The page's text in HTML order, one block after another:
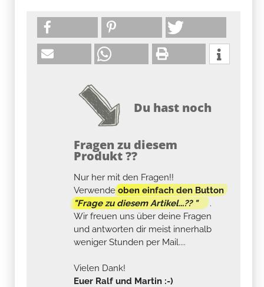
Du hast noch
Fragen zu diesem
Produkt ??
Nur her mit den Fragen!!
Verwendeoben einfach den Button
"Frage zu diesem Artikel...?? "
.
Wir freuen uns über deine Fragen
und antworten dir meist innerhalb
weniger Stunden per Mail....
Vielen Dank!
Euer Ralf und Martin :-)